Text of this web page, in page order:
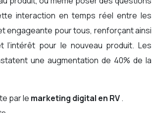
interaction en temps réel entre les
engageante pour tous, renforçant ainsi
l’intérêt pour le nouveau produit. Les
une augmentation de 40% de la
par le marketing digital en RV.